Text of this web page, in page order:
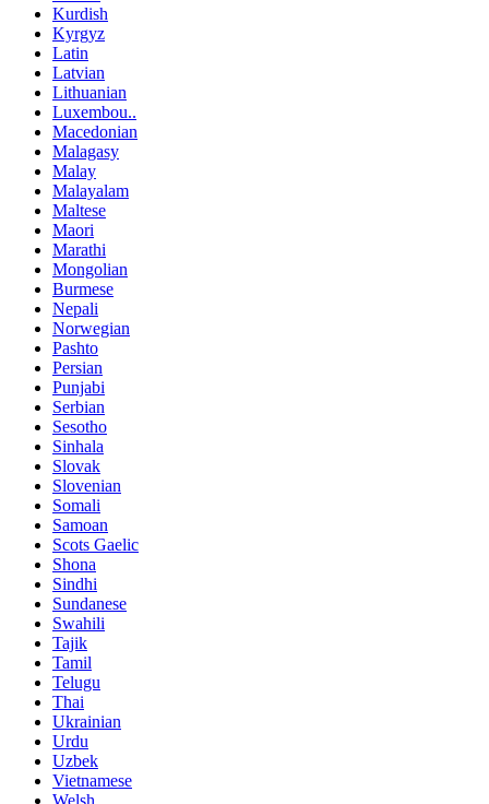
Kurdish
Kyrgyz
Latin
Latvian
Lithuanian
Luxembou..
Macedonian
Malagasy
Malay
Malayalam
Maltese
Maori
Marathi
Mongolian
Burmese
Nepali
Norwegian
Pashto
Persian
Punjabi
Serbian
Sesotho
Sinhala
Slovak
Slovenian
Somali
Samoan
Scots Gaelic
Shona
Sindhi
Sundanese
Swahili
Tajik
Tamil
Telugu
Thai
Ukrainian
Urdu
Uzbek
Vietnamese